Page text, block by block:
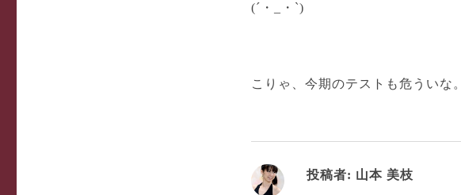
(´・_・`)
こりゃ、今期のテストも危ういな。
投稿者: 山本 美枝